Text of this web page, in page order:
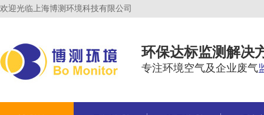
欢迎光临上海博测环境科技有限公司
环保达标监测解决
专注环境空气及企业废气